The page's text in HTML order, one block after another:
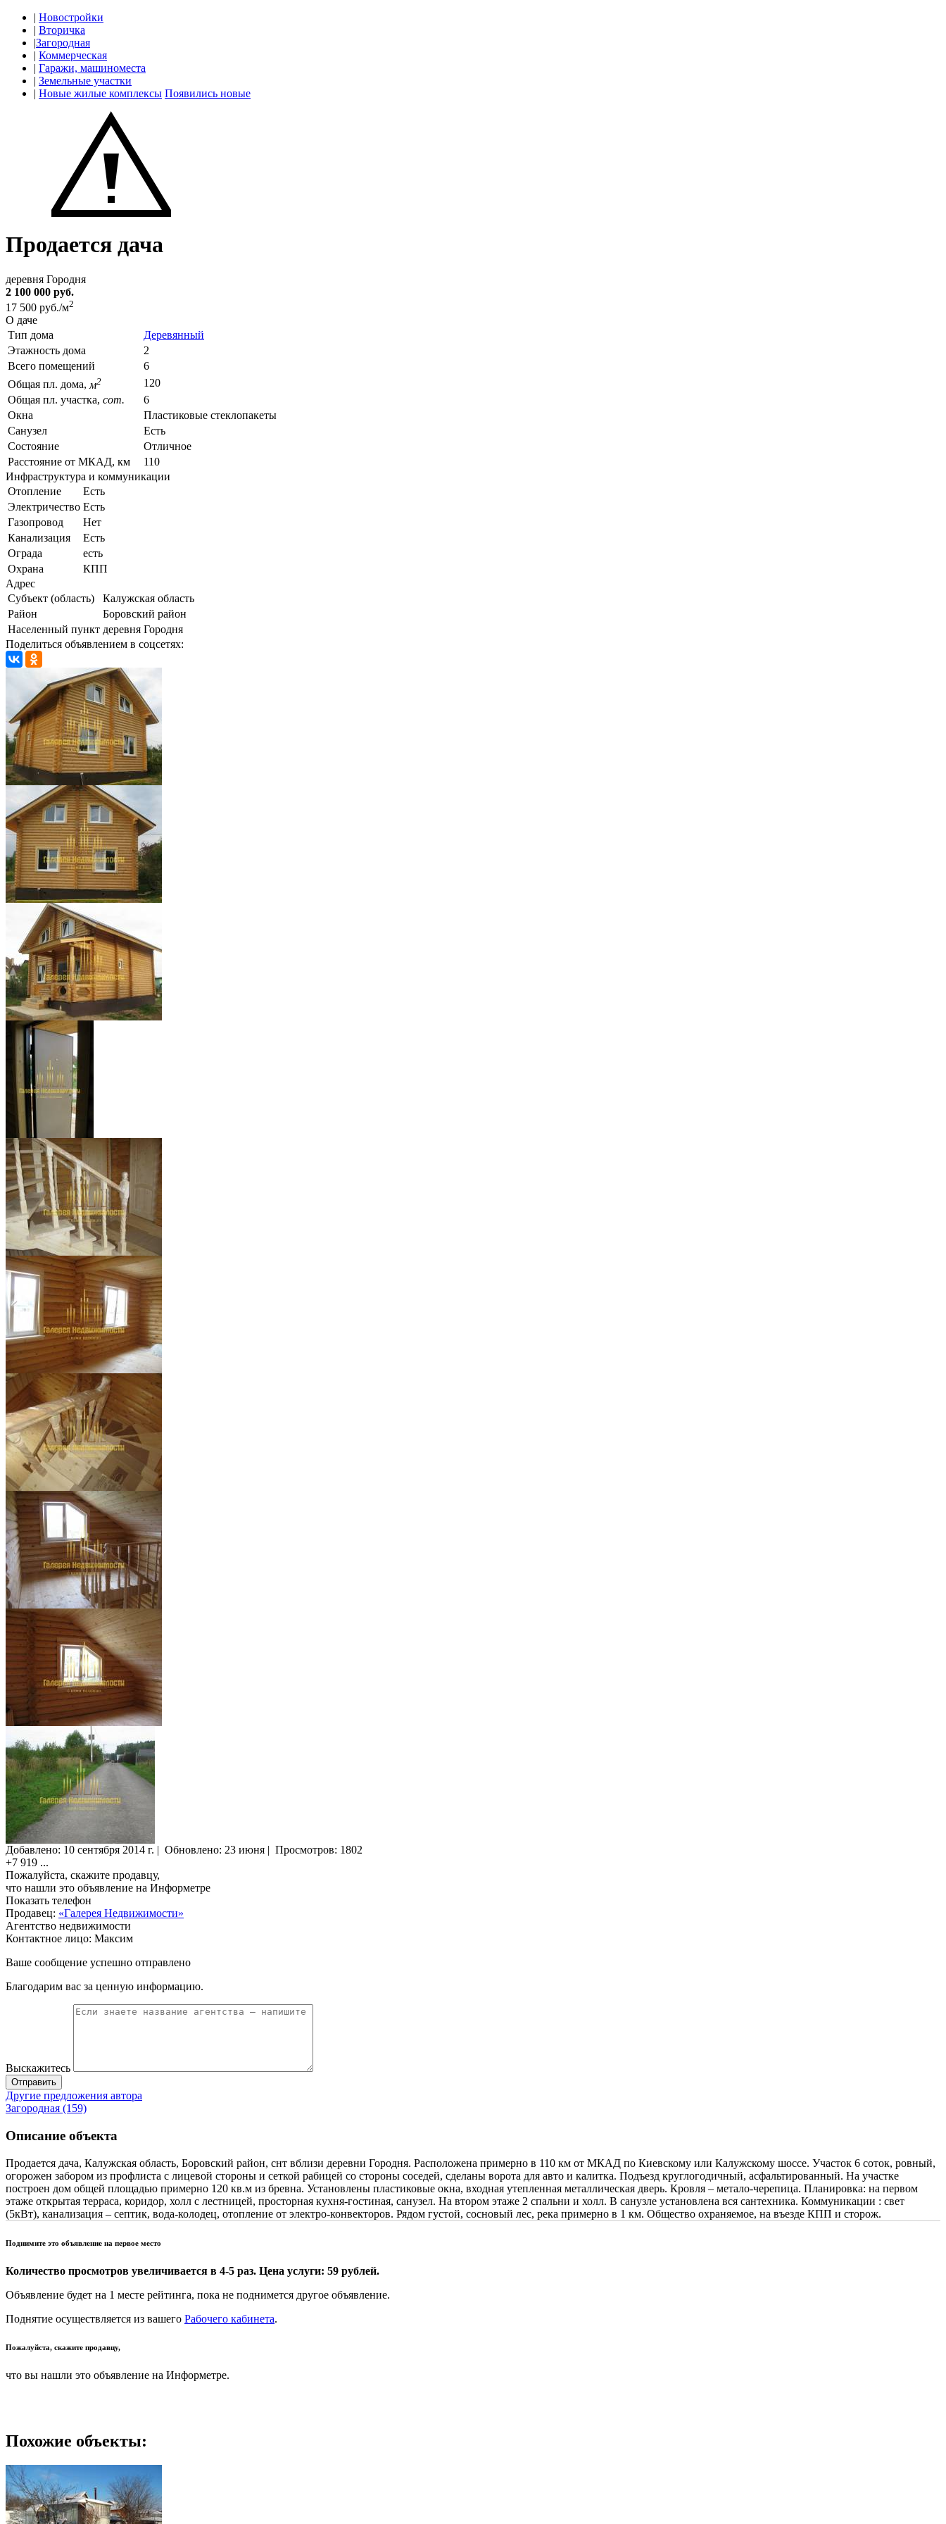
| Новостройки
| Вторичка
|Загородная
| Коммерческая
| Гаражи, машиноместа
| Земельные участки
| Новые жилые комплексы Появились новые
Продается дача
деревня Городня
2 100 000 руб.
17 500 руб./м2
О даче
Тип дома
Деревянный
Этажность дома
2
Всего помещений
6
Общая пл. дома, м2
120
Общая пл. участка, сот.
6
Окна
Пластиковые стеклопакеты
Санузел
Есть
Состояние
Отличное
Расстояние от МКАД, км
110
Инфраструктура и коммуникации
Отопление
Есть
Электричество Есть
Газопровод
Нет
Канализация
Есть
Ограда
есть
Охрана
КПП
Адрес
Субъект (область)
Калужская область
Район
Боровский район
Населенный пункт деревня Городня
Поделиться объявлением в соцсетях:
Добавлено: 10 сентября 2014 г. | Обновлено: 23 июня | Просмотров: 1802
+7 919 ...
Пожалуйста, скажите продавцу,
что нашли это объявление на Информетре
Показать телефон
Продавец: «Галерея Недвижимости»
Агентство недвижимости
Контактное лицо: Максим
Ваше сообщение успешно отправлено
Благодарим вас за ценную информацию.
Выскажитесь
Отправить
Другие предложения автора
Загородная (159)
Описание объекта
Продается дача, Калужская область, Боровский район, снт вблизи деревни Городня. Расположена примерно в 110 км от МКАД по Киевскому или Калужскому шоссе. Участок 6 соток, ровный,
огорожен забором из профлиста с лицевой стороны и сеткой рабицей со стороны соседей, сделаны ворота для авто и калитка. Подъезд круглогодичный, асфальтированный. На участке
построен дом общей площадью примерно 120 кв.м из бревна. Установлены пластиковые окна, входная утепленная металлическая дверь. Кровля – метало-черепица. Планировка: на первом
этаже открытая терраса, коридор, холл с лестницей, просторная кухня-гостиная, санузел. На втором этаже 2 спальни и холл. В санузле установлена вся сантехника. Коммуникации : свет
(5кВт), канализация – септик, вода-колодец, отопление от электро-конвекторов. Рядом густой, сосновый лес, река примерно в 1 км. Общество охраняемое, на въезде КПП и сторож.
Поднимите это объявление на первое место
Количество просмотров увеличивается в 4-5 раз. Цена услуги: 59 рублей.
Объявление будет на 1 месте рейтинга, пока не поднимется другое объявление.
Поднятие осуществляется из вашего Рабочего кабинета.
Пожалуйста, скажите продавцу,
что вы нашли это объявление на Информетре.
Похожие объекты: